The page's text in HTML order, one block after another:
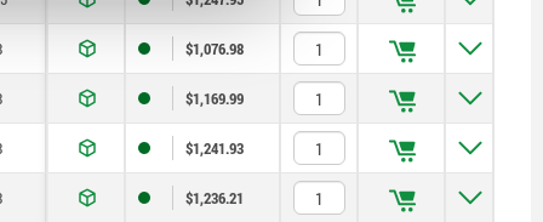
$1,076.98
$1,169.99
$1,241.93
$1,236.21